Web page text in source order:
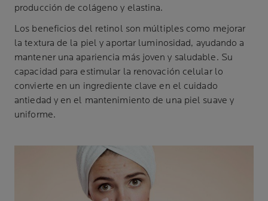
producción de colágeno y elastina.
Los beneficios del retinol son múltiples como mejorar
la textura de la piel y aportar luminosidad, ayudando a
mantener una apariencia más joven y saludable. Su
capacidad para estimular la renovación celular lo
convierte en un ingrediente clave en el cuidado
antiedad y en el mantenimiento de una piel suave y
uniforme.